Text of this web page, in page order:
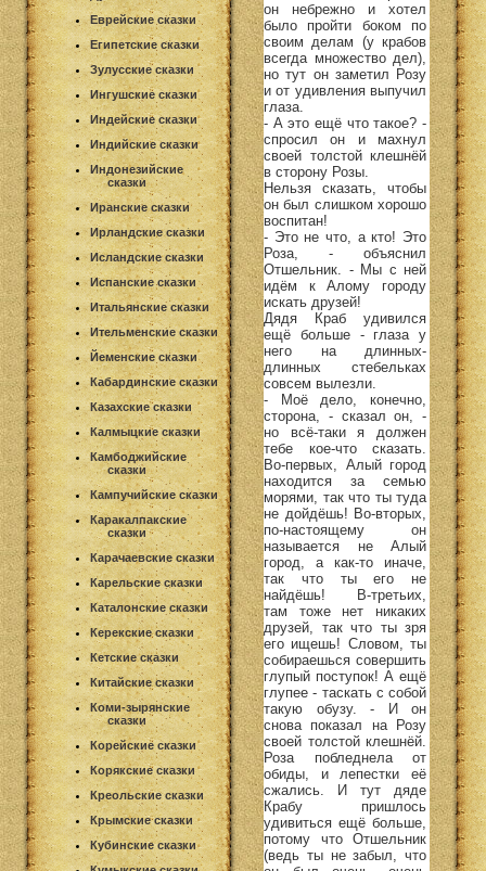
Еврейские сказки
Египетские сказки
Зулусские сказки
Ингушские сказки
Индейские сказки
Индийские сказки
Индонезийские
сказки
Иранские сказки
Ирландские сказки
Исландские сказки
Испанские сказки
Итальянские сказки
Ительменские сказки
Йеменские сказки
Кабардинские сказки
Казахские сказки
Калмыцкие сказки
Камбоджийские
сказки
Кампучийские сказки
Каракалпакские
сказки
Карачаевские сказки
Карельские сказки
Каталонские сказки
Керекские сказки
Кетские сказки
Китайские сказки
Коми-зырянские
сказки
Корейские сказки
Корякские сказки
Креольские сказки
Крымские сказки
Кубинские сказки
он небрежно и хотел
было пройти боком по
своим делам (у крабов
всегда множество дел),
но тут он заметил Розу
и от удивления выпучил
глаза.
- А это ещё что такое? -
спросил он и махнул
своей толстой клешнёй
в сторону Розы.
Нельзя сказать, чтобы
он был слишком хорошо
воспитан!
- Это не что, а кто! Это
Роза, - объяснил
Отшельник. - Мы с ней
идём к Алому городу
искать друзей!
Дядя Краб удивился
ещё больше - глаза у
него на длинных-
длинных стебельках
совсем вылезли.
- Моё дело, конечно,
сторона, - сказал он, -
но всё-таки я должен
тебе кое-что сказать.
Во-первых, Алый город
находится за семью
морями, так что ты туда
не дойдёшь! Во-вторых,
по-настоящему он
называется не Алый
город, а как-то иначе,
так что ты его не
найдёшь! В-третьих,
там тоже нет никаких
друзей, так что ты зря
его ищешь! Словом, ты
собираешься совершить
глупый поступок! А ещё
глупее - таскать с собой
такую обузу. - И он
снова показал на Розу
своей толстой клешнёй.
Роза побледнела от
обиды, и лепестки её
сжались. И тут дяде
Крабу пришлось
удивиться ещё больше,
потому что Отшельник
(ведь ты не забыл, что